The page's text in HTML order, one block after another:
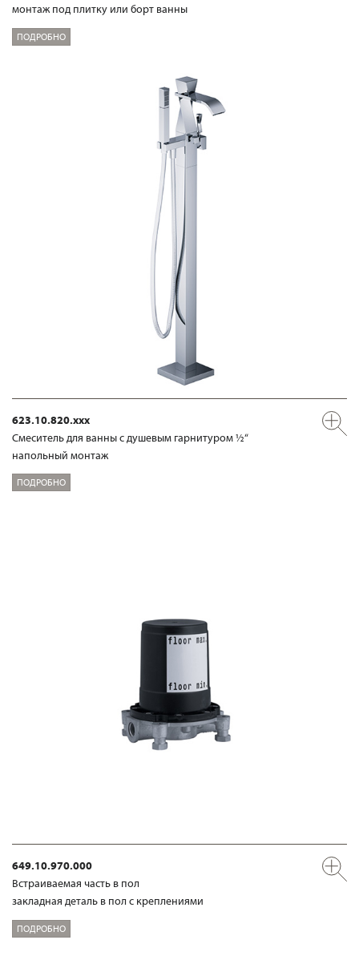
монтаж под плитку или борт ванны
ПОДРОБНО
623.10.820.xxx
Смеситель для ванны с душевым гарнитуром ½“
напольный монтаж
ПОДРОБНО
649.10.970.000
Встраиваемая часть в пол
закладная деталь в пол с креплениями
ПОДРОБНО